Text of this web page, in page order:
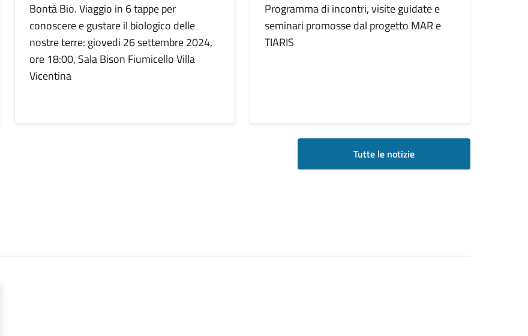
Bontà Bio. Viaggio in 6 tappe per
conoscere e gustare il biologico delle
nostre terre: giovedi 26 settembre 2024,
ore 18:00, Sala Bison Fiumicello Villa
Vicentina
Programma di incontri, visite guidate e
seminari promosse dal progetto MAR e
TIARIS
Tutte le notizie